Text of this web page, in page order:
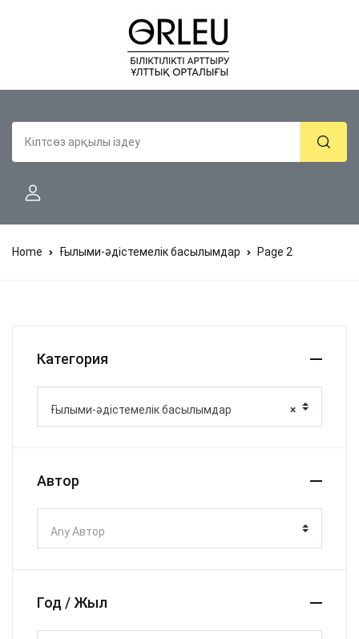
Home Ғылыми-әдістемелік басылымдар Page 2
Категория
×
Ғылыми-әдістемелік басылымдар
Автор
Any Автор
Год / Жыл